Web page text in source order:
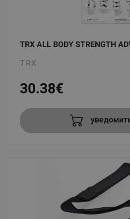
TRX ALL BODY STRENGTH
TRX
30.38€